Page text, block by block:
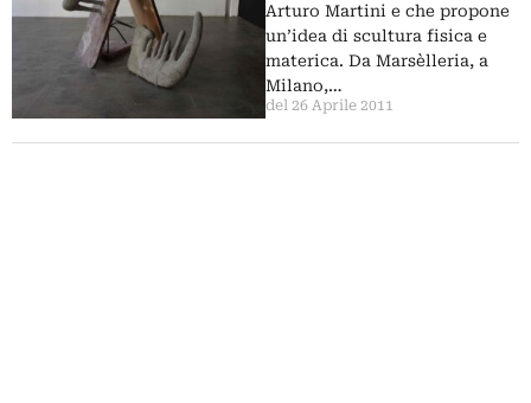
Arturo Martini e che propone
un’idea di scultura fisica e
materica. Da Marsèlleria, a
Milano,…
del 26 Aprile 2011